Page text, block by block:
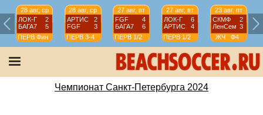
28 авг, ср
ЛОК-Г
2
БАГА7
5
ПЕРВ Фин
28 авг, ср
АРТИС
2
FGF
3
ПЕРВ 3-4
27 авг, вт
FGF
4
БАГА7
6
ПЕРВ 1/2
27 авг, вт
ЛОК-Г
6
АРТИС
4
ПЕРВ 1/2
23 авг, пт
СКМФ
2
ЛенСем 3
ЖЧ
Ф4
Чемпионат Санкт-Петербурга 2024